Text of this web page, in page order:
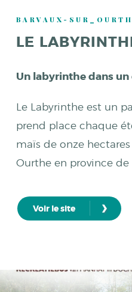
BARVAUX-
LE
Un labyrinthe dans
Le Labyrinthe est un
prend place chaque
maïs de onze
Ourthe en province de
Voir le site ›